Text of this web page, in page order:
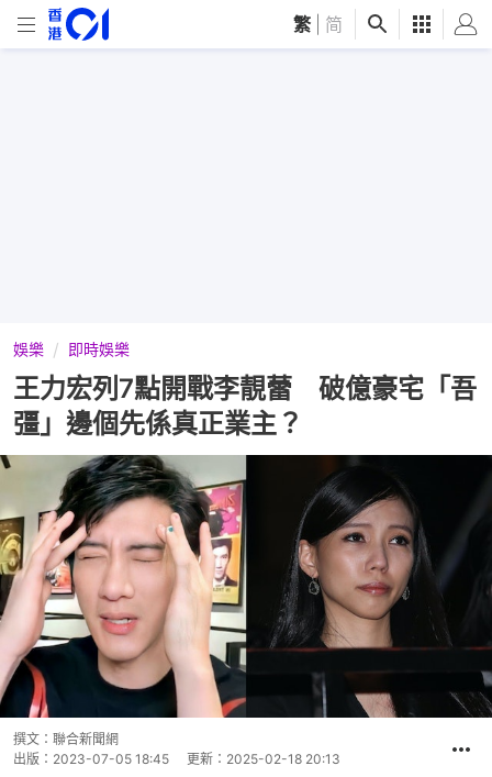
繁 简
娛樂 即時娛樂
王力宏列7點開戰李靚蕾 破億豪宅「吾
彊」邊個先係真正業主？
撰文： 聯合新聞網
出版： 2023-07-05 18:45 更新： 2025-02-18 20:13